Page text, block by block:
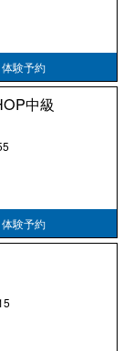
体験予約
中級
体験予約